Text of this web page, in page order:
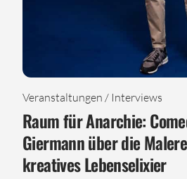
Veranstaltungen / Interviews
Raum für Anarchie:
Giermann über die
kreatives Lebenselixier